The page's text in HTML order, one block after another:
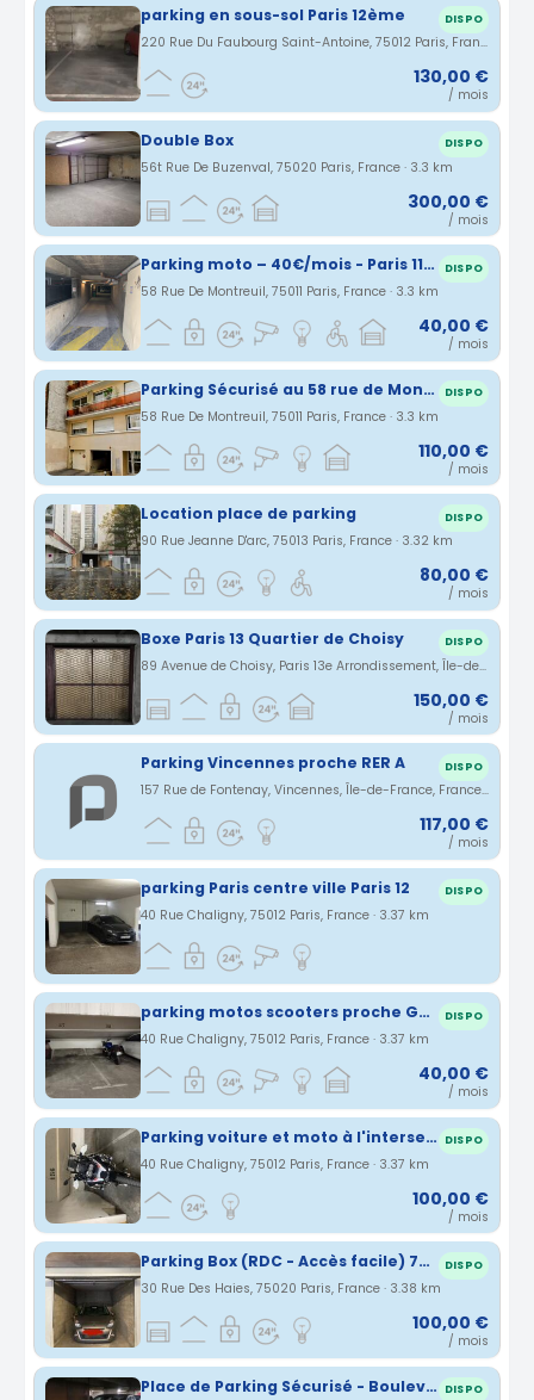
parking en sous-sol Paris 12ème DISPO
220 Rue Du Faubourg Saint-Antoine, 75012 Paris, France · 3.29 km
130,00 €
/ mois
Double Box DISPO
56t Rue De Buzenval, 75020 Paris, France · 3.3 km
300,00 €
/ mois
Parking moto – 40€/mois - Paris 11ème - Métro Nation/Porte de Vincennes DISPO
58 Rue De Montreuil, 75011 Paris, France · 3.3 km
40,00 €
/ mois
Parking Sécurisé au 58 rue de Montreuil 75011 DISPO
58 Rue De Montreuil, 75011 Paris, France · 3.3 km
110,00 €
/ mois
Location place de parking DISPO
90 Rue Jeanne D'arc, 75013 Paris, France · 3.32 km
80,00 €
/ mois
Boxe Paris 13 Quartier de Choisy DISPO
89 Avenue de Choisy, Paris 13e Arrondissement, Île-de-France, France · 3.35 km
150,00 €
/ mois
Parking Vincennes proche RER A DISPO
157 Rue de Fontenay, Vincennes, Île-de-France, France · 3.36 km
117,00 €
/ mois
parking Paris centre ville Paris 12 DISPO
40 Rue Chaligny, 75012 Paris, France · 3.37 km
parking motos scooters proche Gare de Lyon DISPO
40 Rue Chaligny, 75012 Paris, France · 3.37 km
40,00 €
/ mois
Parking voiture et moto à l'intersection Faidherbe/Chaligny 75012 DISPO
40 Rue Chaligny, 75012 Paris, France · 3.37 km
100,00 €
/ mois
Parking Box (RDC - Accès facile) 75020 DISPO
30 Rue Des Haies, 75020 Paris, France · 3.38 km
100,00 €
/ mois
Place de Parking Sécurisé - Boulevard de Charonne - 75011 DISPO